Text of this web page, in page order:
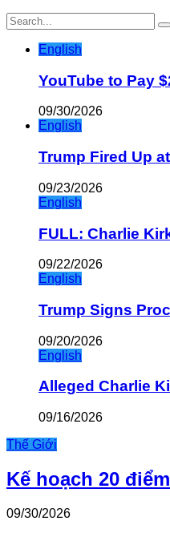
English
YouTube to Pay
09/30/2026
English
Trump Fired Up
09/23/2026
English
FULL: Charlie
09/22/2026
English
Trump Signs
09/20/2026
English
Alleged Charlie
09/16/2026
Thế Giới
Kế hoạch 20
09/30/2026